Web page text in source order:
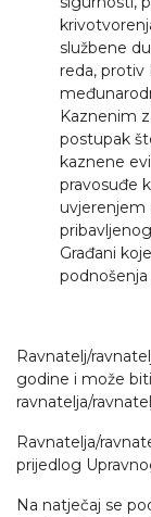
službene
reda, protiv
Kaznenim
postupak
kaznene
pravosuđe
uvjerenjem
Građani
podnošenja
Ravnatelj/
godine i može
ravnatelja/
Ravnatelja/
prijedlog
Na natječaj se